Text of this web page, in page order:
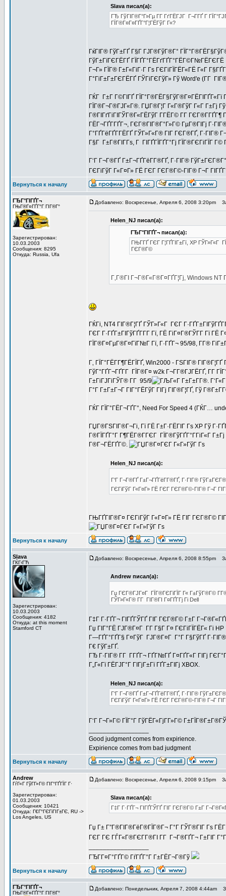
Slava писал(а):
ГЂ ГўГІГ®Г°Г»Гµ Г­Г ГґГЁГЈГ Г¬Г­ГҐ Г
ГЇГ®Г¤Г¤ГҐГ°Г¦ГЁГўГ Г«?
ГќГІГ® ГўГ±ГҐ Г§Г ГЈГ®ГўГ®Г°
ГўГ±ГїГЄГЁГҐ
Г¬Г» ГЇГ® Г±Г«ГіГ·Г Гѕ ГЄГіГЇГЁГ«ГЁ Г«Г
Г°ГіГ±Г±ГЄГЁГҐ ГЎГіГЄГўГ» Гў Word'e (Г­Г
ГЌГ Г±Г Г©ГІГҐ
ГЇГ®Г¬Г®ГЈГ«Г®. ГЏГ®Г¦Г Г«Г®ГўГ Г«Г Г±Гј
Г®ГІГґГіГІГЎГ®Г«ГЁГўГ Г­ГЁГ© Г­Г
ГЁГ¬ГҐГ­ГҐГ¬, ГЄГ®ГІГ®Г°Г»Г© ГµГ®ГІГј
Г°ГҐГёГҐГ­ГЁГҐ ГЎГ»Г«Г® ГІГ ГЄГ®ГҐ, Г·ГІГ®
Г§Г Г±Г®ГІГ­Гѕ, Г ГІГҐГЇГҐГ°Гј ГЇГ®ГЄГіГЇГ
Г‘Г Г¬Г®ГҐ Г±Г¬ГҐГёГ­Г®ГҐ, Г·ГІГ®
ГЄГіГўГ Г«Г¤Г» ГЁ ГЄГ ГЄГ®Г©-ГІГ® Г¬Г
Вернуться к началу
ГЂГ°ГІГҐГ¬
ГЊГ®Г¤ГҐГ°Г ГІГ®Г°
Зарегистрирован:
10.03.2003
Сообщения: 8295
Откуда: Russia, Ufa
Добавлено: Воскресенье, Апреля 6, 2008 3:20pm
Helen_NJ писал(а):
ГЂГ°ГІГҐГ¬ писал(а):
ГЊГ­ГҐ ГЄГ Г¦ГҐГІГ±Гї, XP ГЎГ»Г«Г
ГЄГ®Г©
Г‚Г®ГІ Г¬Г®Г«Г®Г¤ГҐГ¦Гј, Windows NT
ГЌГі, NT4 ГІГ®Г¦ГҐ ГЎГ»Г«Г ГЄГ
ГЄГ Г·ГҐГ±ГІГўГҐГ­Г­Г Гї, ГЁ ГіГ¤Г®ГЎГ­Г Гї ГЁ
ГЇГ®Г¤ГµГ®Г¤ГїГ№Г Гї, Г·ГҐГ¬ 95/98, Г­Г®
Г‚ ГЇГ°ГЁГ­Г¶ГЁГЇГҐ, Win2000 - ГЅГІГ®
ГўГ°ГҐГ¬ГҐГ­Г ГЇГ®Г¤ w2k Г¬Г­Г®ГЈГЁГҐ, Г­Г
Г±ГіГЈГіГЎГ® Г­Г 95/9
.
Г°Г Г±Г±Г¬Г ГІГ°ГЁГўГ ГІГј ГІГ®Г¦ГҐ, Гў
ГЌГ ГЇГ°ГЁГ¬ГҐГ°, Need For Speed 4 (ГЌГ…
ГЏГ®ГЅГІГ®Г¬Гі, Гї ГЁ Г±Г·ГЁГІГ Гѕ XP Гў
Г®ГЇГҐГ°Г Г¶ГЁГ®Г­ГЄГ ГЇГ®ГўГҐГ°Г­ГіГ«Г
Г®Г¬ГЁГҐГ©.
Helen_NJ писал(а):
Г‘Г Г¬Г®ГҐ Г±Г¬ГҐГёГ­Г®ГҐ, Г·ГІГ®
ГЄГіГўГ Г«Г¤Г» ГЁ ГЄГ ГЄГ®Г©-ГІГ® Г¬Г
ГЊГҐГІГ®Г¤ ГЄГіГўГ Г«Г¤Г» ГЁ ГІГ ГЄГ®Г©
Вернуться к началу
Slava
ГЌГ‹ГЋ
Зарегистрирован:
10.03.2003
Сообщения: 4182
Откуда: at this moment
Stamford CT
Добавлено: Воскресенье, Апреля 6, 2008 8:55pm
Andrew писал(а):
Гџ ГЄГ®ГЈГ¤Г ГЇГ®ГЄГіГЇГ Г« Г±ГўГ®Г©
ГЎГ»Г«Г® Г­Г ГІГ®ГІ Г¤ГҐГ­Гј Гі Dell
Г‡Г Г·ГҐГ¬ ГІГҐГЎГҐ ГІГ ГЄГ®Г© Г±Г
Гџ ГІГ°ГЁ ГЈГ®Г¤Г Г­Г Г§Г Г¤ ГЄГіГЇГЁГ« Гі
Г—ГҐГ°ГҐГ§ Г¤ГўГ ГЈГ®Г¤Г Г°Г Г§ГўГҐ
Г€ ГўГ±ГҐ.
ГЂ Г·ГІГ® Г­Г Г­ГҐГ¬ ГҐГ№ГҐ Г¤ГҐГ«Г ГІГј
Г„Г«Гї ГЁГЈГ°Г ГІГјГ±Гї ГҐГ±ГІГј XBOX.
Helen_NJ писал(а):
Г‘Г Г¬Г®ГҐ Г±Г¬ГҐГёГ­Г®ГҐ, Г·ГІГ®
ГЄГіГўГ Г«Г¤Г» ГЁ ГЄГ ГЄГ®Г©-ГІГ® Г¬Г
Г‘Г Г¬Г»Г© ГЇГ°Г ГўГЁГ«ГјГ­Г»Г© Г±ГЇГ®Г±Г®ГЎ
Good judgment comes from expirience.
Expirience comes from bad judgment
Вернуться к началу
Andrew
ГѓГ«Г ГўГ­Г»Г© ГІГ°ГҐГЇГ Г·
Зарегистрирован:
01.03.2003
Сообщения: 10421
Откуда: Г€Г°ГЄГіГІГ±ГЄ, RU ->
Los Angeles, US
Добавлено: Воскресенье, Апреля 6, 2008 9:15pm
Slava писал(а):
Г‡Г Г·ГҐГ¬ ГІГҐГЎГҐ ГІГ ГЄГ®Г© Г±Г
Гџ Г± Г”Г®ГІГ®ГёГ®ГЇГ®Г¬ Г°Г ГЎГ®ГІГ Гѕ
ГЄГ ГЄ ГЃГ«Г®ГЄГ­Г®ГІ Г­Г Г¬Г®ГҐГ¬ Г±ГІГ
ГЂГ­Г¤Г°ГҐГ© ГѓГҐГ°Г Г±ГЁГ¬Г®Гў
Вернуться к началу
ГЂГ°ГІГҐГ¬
ГЊГ®Г¤ГҐГ°Г ГІГ®Г°
Добавлено: Понедельник, Апреля 7, 2008 4:44am